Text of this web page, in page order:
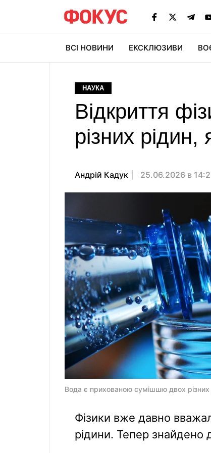
ВСІ НОВИНИ ЕКСКЛЮЗИВИ
НАУКА
Відкриття
різних
Андрій Кадук 25.06.2026 в
Вода є прихованою сумішшю двох
Фізики вже давно
рідини. Тепер знайдено